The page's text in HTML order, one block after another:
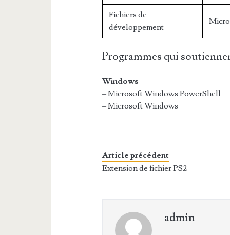
Fichiers de
développement
Programmes qui
Windows
– Microsoft Windows PowerShell
– Microsoft Windows
Article précédent
Extension de fichier PS2
admin